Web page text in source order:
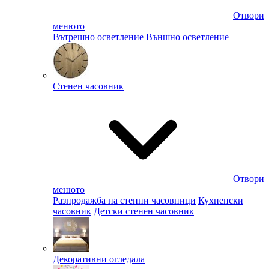
Отвори
менюто
Вътрешно осветление Външно осветление
Стенен часовник
Отвори
менюто
Разпродажба на стенни часовници Кухненски
часовник Детски стенен часовник
Декоративни огледала